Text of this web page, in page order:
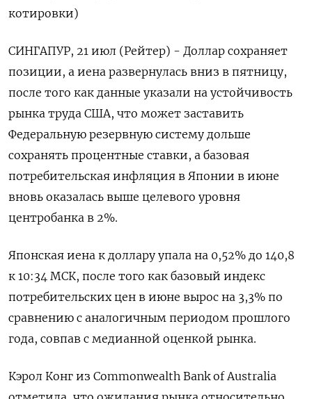
котировки)
СИНГАПУР, 21 июл (Рейтер) - Доллар сохраняет
позиции, а иена развернулась вниз в пятницу,
после того как данные указали на устойчивость
рынка труда США, что может заставить
Федеральную резервную систему дольше
сохранять процентные ставки, а базовая
потребительская инфляция в Японии в июне
вновь оказалась выше целевого уровня
центробанка в 2%.
Японская иена к доллару упала на 0,52%​ до 140,8
к 10:34 МСК, после того как базовый индекс
потребительских цен в июне вырос на 3,3% по
сравнению с аналогичным периодом прошлого
года, совпав с медианной оценкой рынка.
Кэрол Конг из Commonwealth Bank of Australia